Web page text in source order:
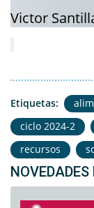
Victor
Etiquetas:
ciclo 2024-2
recursos